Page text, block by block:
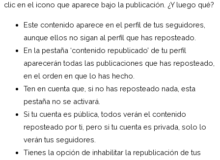
clic en el icono que aparece bajo la publicación. ¿Y luego qué?
Este contenido aparece en el perfil de tus seguidores,
aunque ellos no sigan al perfil que has reposteado.
En la pestaña ‘contenido republicado’ de tu perfil
aparecerán todas las publicaciones que has reposteado,
en el orden en que lo has hecho.
Ten en cuenta que, si no has reposteado nada, esta
pestaña no se activará.
Si tu cuenta es pública, todos verán el contenido
reposteado por ti, pero si tu cuenta es privada, solo lo
verán tus seguidores.
Tienes la opción de inhabilitar la republicación de tus